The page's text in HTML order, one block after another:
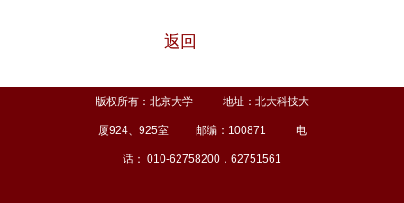
返回
版权所有：北京大学 地址：北大科技大
厦924、925室 邮编：100871 电
话： 010-62758200，62751561